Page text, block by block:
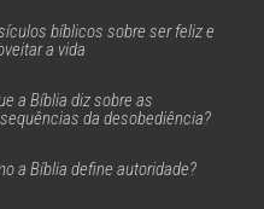
bíblicos sobre ser feliz e
a vida
a Bíblia diz sobre as
da desobediência?
a Bíblia define autoridade?